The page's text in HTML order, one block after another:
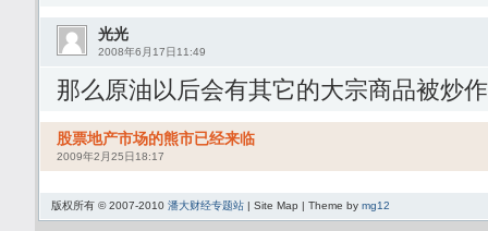
光光
2008年6月17日11:49
那么原油以后会有其它的大宗商品被炒
股票地产市场的熊市已经来临
2009年2月25日18:17
版权所有 © 2007-2010 潘大财经专题站 | Site Map | Theme by mg12